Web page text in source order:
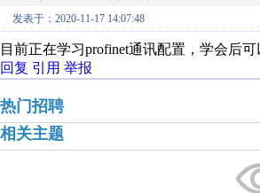
发表于：2020-11-17 14:07:48
目前正在学习profinet通讯配置，学会后
回复 引用 举报
热门招聘
相关主题